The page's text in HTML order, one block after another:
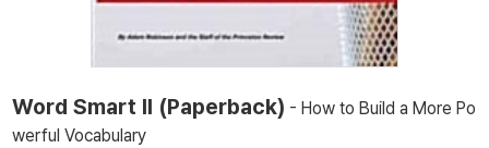
Word Smart II (Paperback) - How to Build a More Po
werful Vocabulary